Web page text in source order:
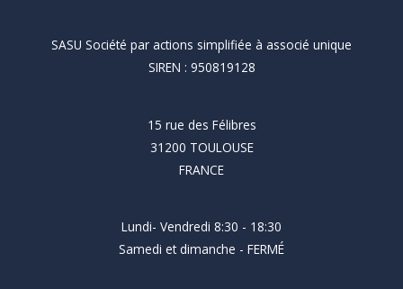
SASU Société par actions simplifiée à associé unique
SIREN : 950819128
15 rue des Félibres
31200 TOULOUSE
FRANCE
Lundi- Vendredi 8:30 - 18:30
Samedi et dimanche - FERMÉ